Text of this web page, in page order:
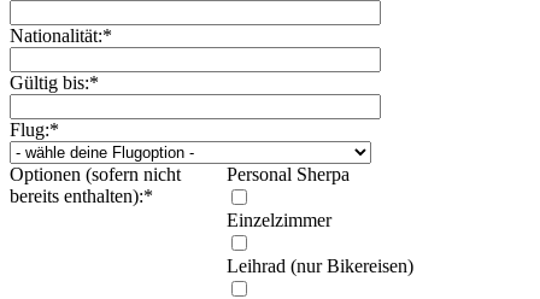
Nationalität:*
Gültig bis:*
Flug:*
Optionen (sofern nicht
bereits enthalten):*
Personal Sherpa
Einzelzimmer
Leihrad (nur Bikereisen)